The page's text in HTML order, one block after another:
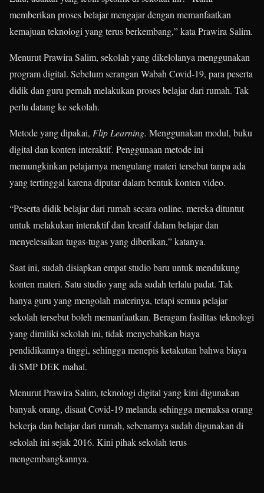
memberikan proses belajar mengajar dengan memanfaatkan
kemajuan teknologi yang terus berkembang,” kata Prawira Salim.
Menurut Prawira Salim, sekolah yang dikelolanya menggunakan
program digital. Sebelum serangan Wabah Covid-19, para peserta
didik dan guru pernah melakukan proses belajar dari rumah. Tak
perlu datang ke sekolah.
Metode yang dipakai, Flip Learning. Menggunakan modul, buku
digital dan konten interaktif. Penggunaan metode ini
memungkinkan pelajarnya mengulang materi tersebut tanpa ada
yang tertinggal karena diputar dalam bentuk konten video.
“Peserta didik belajar dari rumah secara online, mereka dituntut
untuk melakukan interaktif dan kreatif dalam belajar dan
menyelesaikan tugas-tugas yang diberikan,” katanya.
Saat ini, sudah disiapkan empat studio baru untuk mendukung
konten materi. Satu studio yang ada sudah terlalu padat. Tak
hanya guru yang mengolah materinya, tetapi semua pelajar
sekolah tersebut boleh memanfaatkan. Beragam fasilitas teknologi
yang dimiliki sekolah ini, tidak menyebabkan biaya
pendidikannya tinggi, sehingga menepis ketakutan bahwa biaya
di SMP DEK mahal.
Menurut Prawira Salim, teknologi digital yang kini digunakan
banyak orang, disaat Covid-19 melanda sehingga memaksa orang
bekerja dan belajar dari rumah, sebenarnya sudah digunakan di
sekolah ini sejak 2016. Kini pihak sekolah terus
mengembangkannya.